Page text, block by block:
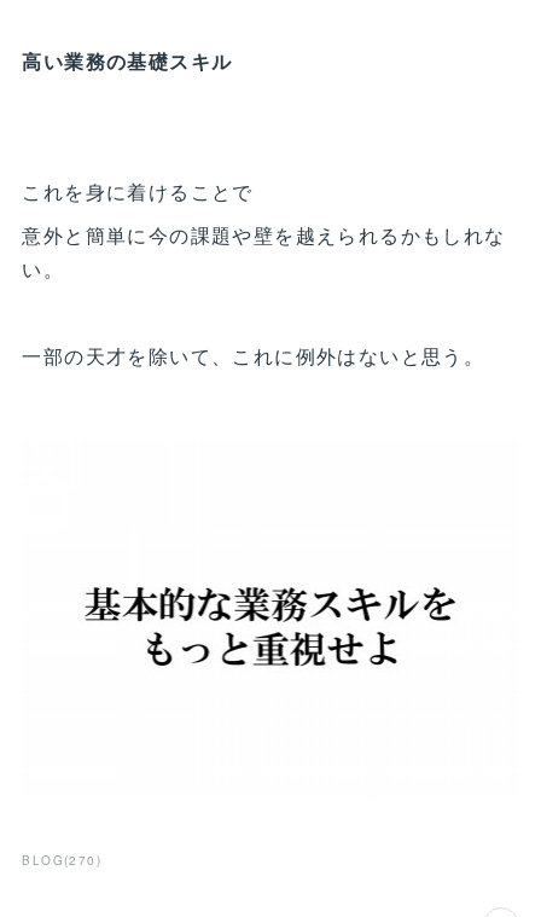
高い業務の基礎スキル
これを身に着けることで
意外と簡単に今の課題や壁を越えられるかもしれな
い。
一部の天才を除いて、これに例外はないと思う。
BLOG (270 )